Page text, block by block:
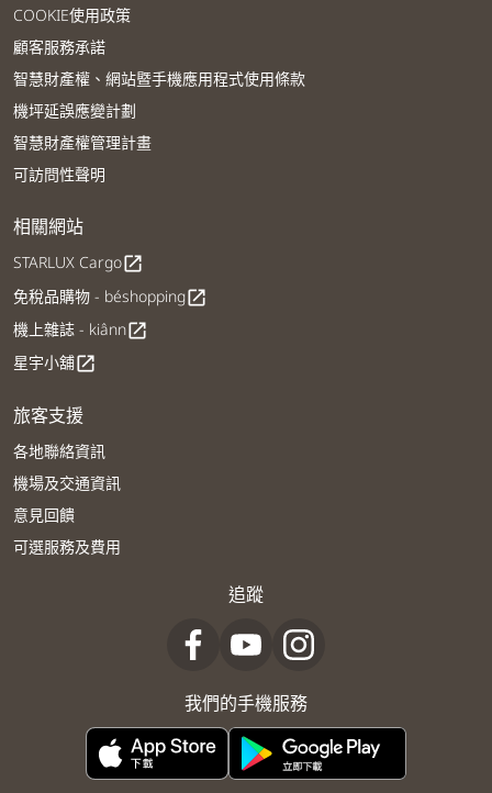
COOKIE使用政策
顧客服務承諾
智慧財產權、網站暨手機應用程式使用條款
機坪延誤應變計劃
智慧財產權管理計畫
可訪問性聲明
相關網站
STARLUX Cargoopen_in_new
免稅品購物 - béshoppingopen_in_new
機上雜誌 - kiânnopen_in_new
星宇小舖open_in_new
旅客支援
各地聯絡資訊
機場及交通資訊
意見回饋
可選服務及費用
追蹤
我們的手機服務